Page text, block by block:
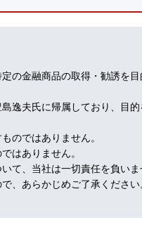
の金融商品の取得・勧誘を
逸夫氏に帰属しており、目
のではありません。
はありません。
て、当社は一切責任を負いま
、あらかじめご了承ください